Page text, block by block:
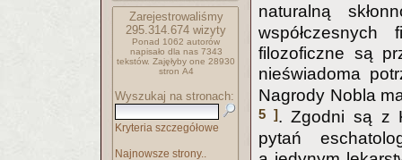
Zarejestrowaliśmy
295.314.674 wizyty
Ponad 1062 autorów
napisało dla nas 7343
tekstów. Zajęłyby one 28930
stron A4
Wyszukaj na stronach:
Kryteria szczegółowe
Najnowsze strony..
naturalną
filozoficzne są
nieświadoma
Nagrody Nobla
5 ]. Zgodni są z
pytań